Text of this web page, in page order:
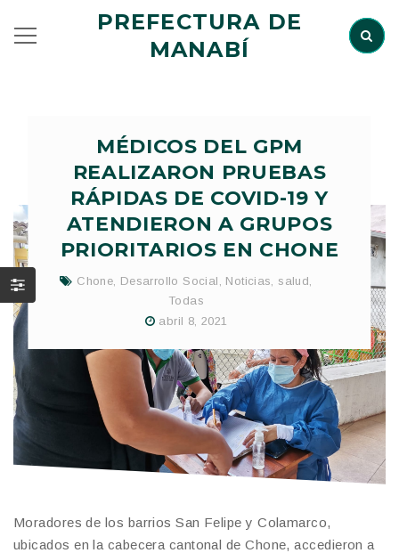
PREFECTURA DE
MANABÍ
MÉDICOS DEL GPM
REALIZARON PRUEBAS
RÁPIDAS DE COVID-19 Y
ATENDIERON A GRUPOS
PRIORITARIOS EN CHONE
Chone, Desarrollo Social , Noticias, salud,
Todas
abril 8, 2021
Moradores de los barrios San Felipe y Colamarco,
ubicados en la cabecera cantonal de Chone, accedieron a